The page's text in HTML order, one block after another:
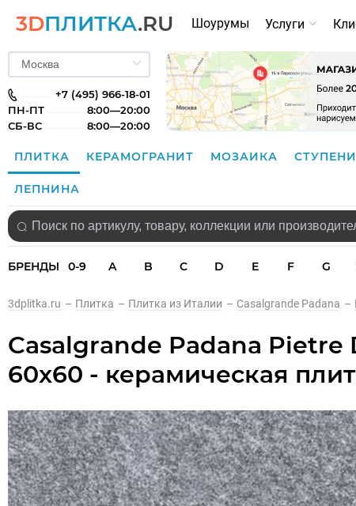
3DПЛИТКА.RU Шоурумы Услуги
+7 (495) 966-18-01
ПН-ПТ
8:00—20:00
СБ-ВС
8:00—20:00
ПЛИТКА КЕРАМОГРАНИТ МОЗАИКА СТУПЕНИ
ЛЕПНИНА
БРЕНДЫ 0-9 A B C D E F G
3dplitka.ru – Плитка – Плитка из Италии – Casalgrande Padana –
Casalgrande Padana Pietre
60x60 - керамическая